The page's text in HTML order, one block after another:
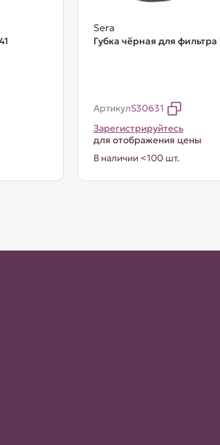
Sera
Губка чёрная для
АртикулS30631
Зарегистрируйтесь
для отображения цены
В наличии <100 шт.